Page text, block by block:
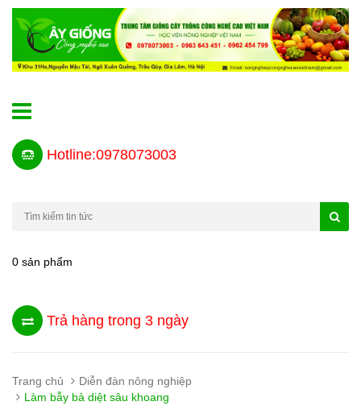
Hotline:0978073003
0 sản phẩm
Trả hàng trong 3 ngày
Trang chủ
Diễn đàn nông nghiệp
Làm bẫy bả diệt sâu khoang